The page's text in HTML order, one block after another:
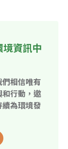
資訊中
們相信唯有
行動，邀
為環境發